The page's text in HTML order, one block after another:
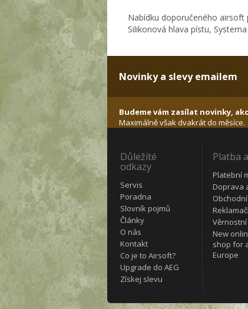
Nabídku doporučeného
Silikonová hlava pístu,
Novinky a slevy emailem
Budeme vám zasílat novinky,
Maximálně však dvakrát do měsíce.
Důležité
odkazy
Servis
Poradna
Slovník pojmů
Články
O nás
Kontakt
Co je to Airsoft?
Upgrade do AEG
Získej slevu
Platba
Platební
Doprava
New
shop for
Europe